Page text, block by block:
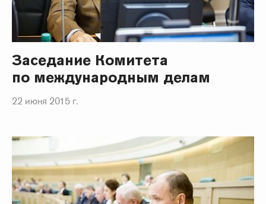
Заседание Комитета
по международным делам
22 июня 2015 г.